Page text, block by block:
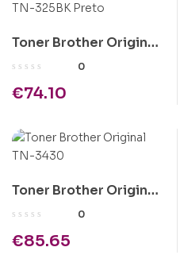
Toner Brother Original
TN-325BK Preto
0
€74.10
Toner Brother Original
TN-3430
0
€85.65